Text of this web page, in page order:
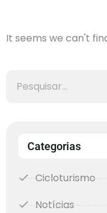
It seems we can't
Categorias
Cicloturismo
Notícias